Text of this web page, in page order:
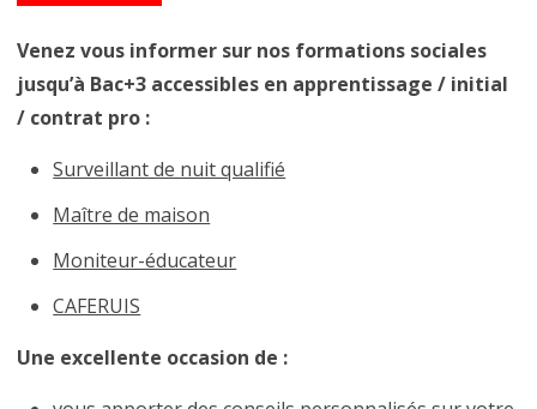
Venez vous informer sur nos formations sociales
jusqu’à Bac+3 accessibles en apprentissage / initial
/ contrat pro :
Surveillant de nuit qualifié
Maître de maison
Moniteur-éducateur
CAFERUIS
Une excellente occasion de :